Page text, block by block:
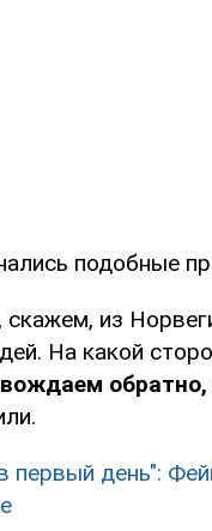
подобные
из
На какой
первый день":